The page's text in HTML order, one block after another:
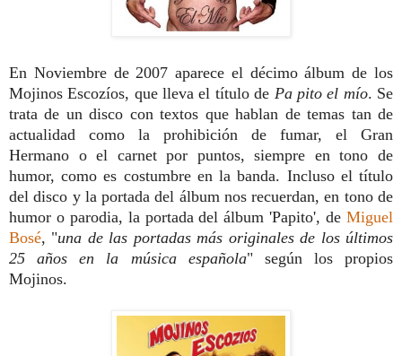
En Noviembre de 2007 aparece el décimo álbum de los
Mojinos Escozíos, que lleva el título de Pa pito el mío. Se
trata de un disco con textos que hablan de temas tan de
actualidad como la prohibición de fumar, el Gran
Hermano o el carnet por puntos, siempre en tono de
humor, como es costumbre en la banda. Incluso el título
del disco y la portada del álbum nos recuerdan, en tono de
humor o parodia, la portada del álbum 'Papito', de Miguel
Bosé, "una de las portadas más originales de los últimos
25 años en la música española" según los propios
Mojinos.